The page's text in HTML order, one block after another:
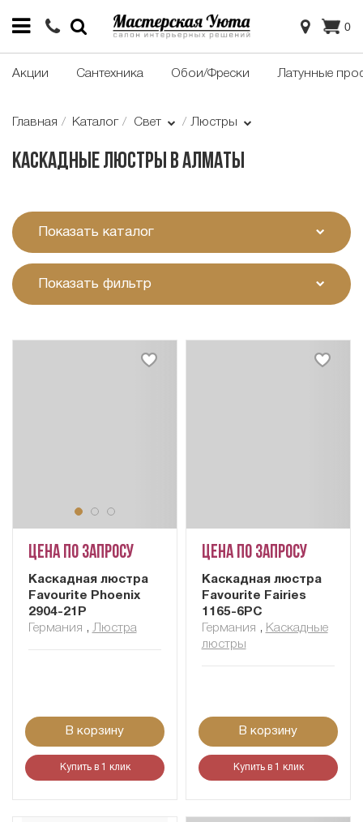
0
Акции Сантехника Обои/Фрески Латунные
Главная Каталог Свет Люстры
Каскадные люстры в Алматы
Показать каталог
Показать фильтр
Цена по запросу
Каскадная люстра
Favourite Phoenix
2904-21P
Германия , Люстра
В корзину
Купить в 1 клик
Цена по запросу
Каскадная люстра
Favourite Fairies
1165-6PC
Германия , Каскадные
люстры
В корзину
Купить в 1 клик